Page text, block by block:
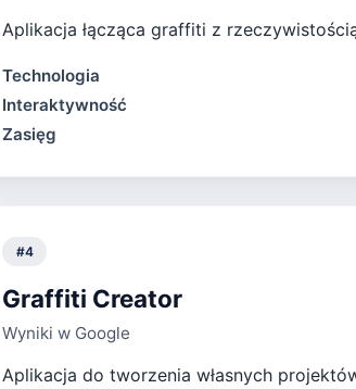
Aplikacja łącząca graffiti z
Technologia
Interaktywność
Zasięg
#4
Graffiti Creator
Wyniki w Google
Aplikacja do tworzenia własnych